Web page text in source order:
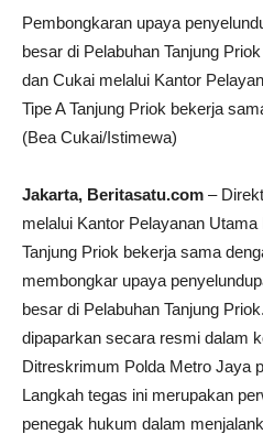
Pembongkaran upaya
besar di Pelabuhan Tanjung
dan Cukai melalui Kantor
Tipe A Tanjung Priok bekerja
(Bea Cukai/Istimewa)
Jakarta, Beritasatu.com –
melalui Kantor Pelayanan Utama
Tanjung Priok bekerja sama
membongkar upaya
besar di Pelabuhan Tanjung
dipaparkan secara resmi dalam
Ditreskrimum Polda Metro Jaya
Langkah tegas ini merupakan
penegak hukum dalam